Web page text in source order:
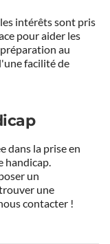
intérêts sont pris
pour aider les
au
facilité de
dans la prise en
handicap.
un
une
contacter !